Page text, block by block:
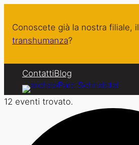
Conoscete già la nostra filiale, il
transhumanza?
ContattiBlog
12 eventi trovato.